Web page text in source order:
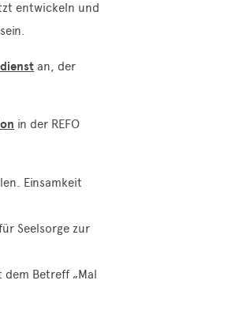
entwickeln und
an, der
in der REFO
Einsamkeit
Seelsorge zur
dem Betreff „Mal